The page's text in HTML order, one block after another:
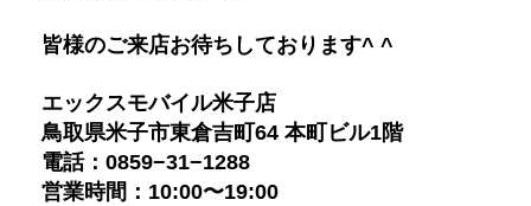
皆様のご来店お待ちしております^ ^
エックスモバイル米子店
鳥取県米子市東倉吉町64 本町ビル1階
電話：0859−31−1288
営業時間：10:00〜19:00